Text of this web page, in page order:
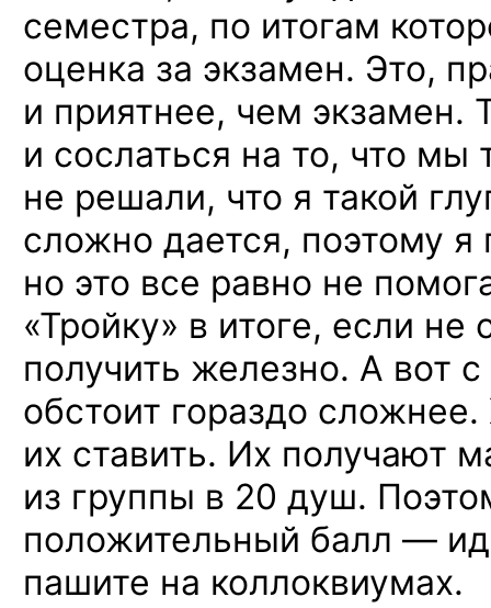
семестра, по итогам
оценка за экзамен. Это,
и приятнее, чем экзамен.
и сослаться на то, что мы
не решали, что я такой
сложно дается, поэтому
но это все равно не
«Тройку» в итоге, если
получить железно. А вот
обстоит гораздо
их ставить. Их получают
из группы в 20 душ.
положительный балл —
пашите на коллоквиумах.